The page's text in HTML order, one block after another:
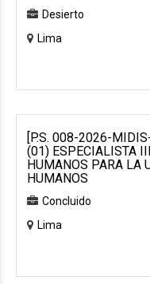
Desierto
Lima
[P.S. 008-2026-
(01) ESPECIALISTA
HUMANOS PARA LA
HUMANOS
Concluido
Lima